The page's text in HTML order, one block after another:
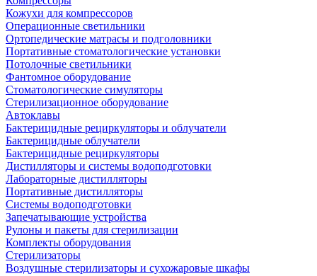
Кожухи для компрессоров
Операционные светильники
Ортопедические матрасы и подголовники
Портативные стоматологические установки
Потолочные светильники
Фантомное оборудование
Стоматологические симуляторы
Стерилизационное оборудование
Автоклавы
Бактерицидные рециркуляторы и облучатели
Бактерицидные облучатели
Бактерицидные рециркуляторы
Дистилляторы и системы водоподготовки
Лабораторные дистилляторы
Портативные дистилляторы
Системы водоподготовки
Запечатывающие устройства
Рулоны и пакеты для стерилизации
Комплекты оборудования
Стерилизаторы
Воздушные стерилизаторы и сухожаровые шкафы